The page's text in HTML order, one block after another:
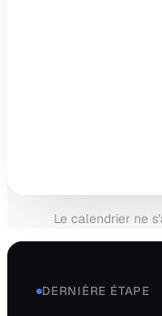
Le calendrier ne
DERNIÈRE ÉTAPE